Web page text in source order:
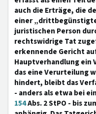
auch die Erträge, die
einer
juristischen Person
rechtswidrige Tat
erkennende Gericht
Hauptverhandlung ein
das eine Verurteilung
hindert, bleibt das
- anders als etwa bei
154Abs. 2 StPO - bis